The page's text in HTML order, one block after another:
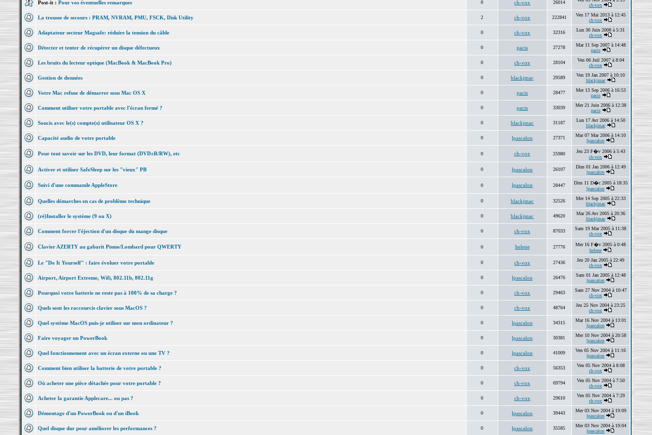
Post-it : Pour vos éventuelles remarques 0 ch-vox 26014
ch-vox
La trousse de secours : PRAM, NVRAM, PMU, FSCK, Disk Utility 2 ch-vox 222841
Ven 17 Mai 2013 à 12:45
ch-vox
Adaptateur secteur Magsafe: réduire la tension du câble 0 ch-vox 32316
Lun 30 Juin 2008 à 5:31
ch-vox
Détecter et tenter de récupérer un disque défectueux 0 pacis 27278
Mar 11 Sep 2007 à 14:48
pacis
Les bruits du lecteur optique (MacBook & MacBook Pro) 0 ch-vox 28104
Ven 06 Juil 2007 à 8:04
ch-vox
Gestion de données 0 blackjmac 29589
Ven 19 Jan 2007 à 10:10
blackjmac
Votre Mac refuse de démarrer sous Mac OS X 0 pacis 28477
Mer 13 Sep 2006 à 16:53
pacis
Comment utiliser votre portable avec l'écran fermé ? 0 pacis 33039
Mer 21 Juin 2006 à 12:38
pacis
Soucis avec le(s) compte(s) utilisateur OS X ? 0 blackjmac 31187
Lun 17 Avr 2006 à 14:50
blackjmac
Capacité audio de votre portable 0 lpascalon 27371
Mar 07 Mar 2006 à 14:10
lpascalon
Pour tout savoir sur les DVD, leur format (DVD±R/RW), etc 0 ch-vox 25980
Jeu 23 F�v 2006 à 5:43
ch-vox
Activer et utiliser SafeSleep sur les "vieux" PB 0 lpascalon 26107
Dim 01 Jan 2006 à 12:49
lpascalon
Suivi d'une commande AppleStore 0 lpascalon 28447
Dim 11 D�c 2005 à 18:35
lpascalon
Quelles démarches en cas de problème technique 0 blackjmac 32526
Mer 14 Sep 2005 à 22:33
blackjmac
(ré)Installer le système (9 ou X) 0 blackjmac 49620
Mar 26 Avr 2005 à 20:36
blackjmac
Comment forcer l'éjection d'un disque du mange disque 0 ch-vox 87033
Sam 19 Mar 2005 à 11:38
ch-vox
Clavier AZERTY au gabarit Pismo/Lombard pour QWERTY 0 helene 27776
Mer 16 F�v 2005 à 0:48
helene
Le "Do It Yourself" : faire évoluer votre portable 0 ch-vox 27436
Jeu 20 Jan 2005 à 22:49
ch-vox
Airport, Airport Extreme, Wifi, 802.11b, 802.11g 0 lpascalon 26476
Sam 01 Jan 2005 à 12:48
lpascalon
Pourquoi votre batterie ne reste pas à 100% de sa charge ? 0 ch-vox 29463
Sam 27 Nov 2004 à 10:47
ch-vox
Quels sont les raccourcis clavier sous MacOS ? 0 ch-vox 48764
Jeu 25 Nov 2004 à 23:25
ch-vox
Quel système MacOS puis-je utiliser sur mon ordinateur ? 0 lpascalon 34315
Mar 16 Nov 2004 à 13:01
lpascalon
Faire voyager un PowerBook 0 lpascalon 30381
Mer 10 Nov 2004 à 20:58
lpascalon
Quel fonctionnement avec un écran externe ou une TV ? 0 lpascalon 41009
Ven 05 Nov 2004 à 11:16
lpascalon
Comment bien utiliser la batterie de votre portable ? 0 ch-vox 56353
Ven 05 Nov 2004 à 8:08
ch-vox
Où acheter une pièce détachée pour votre portable ? 0 ch-vox 69794
Ven 05 Nov 2004 à 7:50
ch-vox
Acheter la garantie Applecare... ou pas ? 0 ch-vox 29610
Ven 05 Nov 2004 à 7:29
ch-vox
Démontage d'un PowerBook ou d'un iBook 0 lpascalon 39443
Mer 03 Nov 2004 à 19:09
lpascalon
Quel disque dur pour améliorer les performances ? 0 lpascalon 35585
Mer 03 Nov 2004 à 19:04
lpascalon